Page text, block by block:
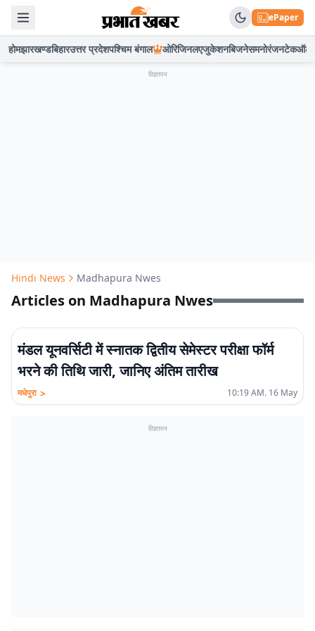
ePaper
होमझारखण्डबिहारउत्तर प्रदेशपश्चिम बंगाल ओरिजिनलएजुकेशनबिजनेसमनोरंजनटेकऑटो
विज्ञापन
Hindi News Madhapura Nwes
Articles on Madhapura Nwes
मंडल यूनवर्सिटी में स्नातक द्वितीय सेमेस्टर परीक्षा फॉर्म
भरने की तिथि जारी, जानिए अंतिम तारीख
मधेपुरा > 10:19 AM. 16 May
विज्ञापन